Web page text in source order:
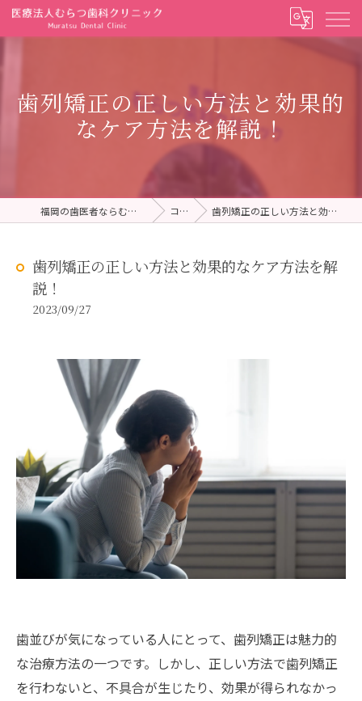
歯列矯正の正しい方法と効果的
なケア方法を解説！
福岡の歯医者ならむらつ歯科クリニック コラム 歯列矯正の正しい方法と効果的なケア方法を解説！
歯列矯正の正しい方法と効果的なケア方法を解
説！
2023/09/27
歯並びが気になっている人にとって、歯列矯正は魅力的
な治療方法の一つです。しかし、正しい方法で歯列矯正
を行わないと、不具合が生じたり、効果が得られなかっ